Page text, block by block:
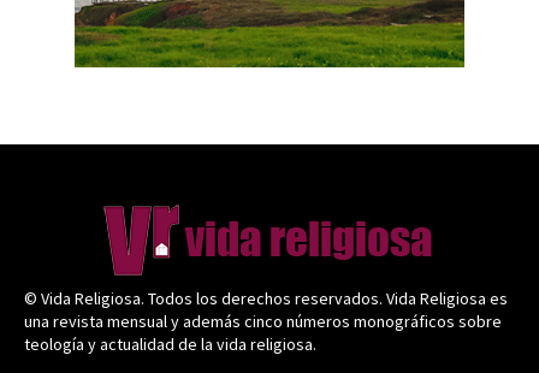
© Vida Religiosa. Todos los derechos reservados. Vida Religiosa es
una revista mensual y además cinco números monográficos sobre
teología y actualidad de la vida religiosa.